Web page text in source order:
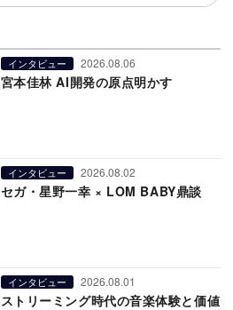
インタビュー 2026.08.06
宮本佳林 AI開発の原点明かす
インタビュー 2026.08.02
セガ・星野一幸 × LOM BABY鼎談
インタビュー 2026.08.01
ストリーミング時代の音楽体験と価値